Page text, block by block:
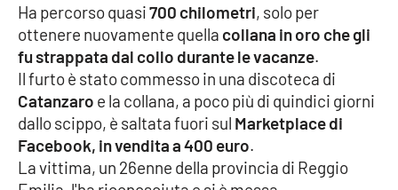
Editoriali
VIDEO
Ambiente
Cronaca
Ha percorso quasi700 chilometri, solo per
ottenere nuovamente quella collana in oro che gli
fu strappata dal collo durante le vacanze.
Il furto è stato commesso in una discoteca di
Catanzaro e la collana, a poco più di quindici giorni
dallo scippo, è saltata fuori sul Marketplace di
Facebook, in vendita a 400 euro.
La vittima, un 26enne della provincia di Reggio